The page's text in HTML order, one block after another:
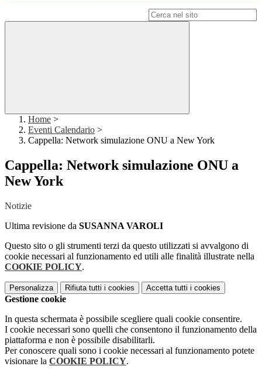
Home >
Eventi Calendario >
Cappella: Network simulazione ONU a New York
Cappella: Network simulazione ONU a
New York
Notizie
Ultima revisione da SUSANNA VAROLI
Questo sito o gli strumenti terzi da questo utilizzati si avvalgono di
cookie necessari al funzionamento ed utili alle finalità illustrate nella
COOKIE POLICY.
Personalizza Rifiuta tutti i cookies Accetta tutti i cookies
Gestione cookie
In questa schermata è possibile scegliere quali cookie consentire.
I cookie necessari sono quelli che consentono il funzionamento della
piattaforma e non è possibile disabilitarli.
Per conoscere quali sono i cookie necessari al funzionamento potete
visionare la COOKIE POLICY.